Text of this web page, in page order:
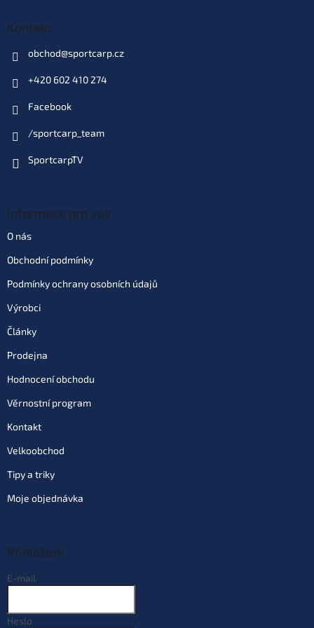
Kontakt
obchod@sportcarp.cz
+420 602 410 274
Facebook
/sportcarp_team
SportcarpTV
Informace pro vás
O nás
Obchodní podmínky
Podmínky ochrany osobních údajů
Výrobci
Články
Prodejna
Hodnocení obchodu
Věrnostní program
Kontakt
Velkoobchod
Tipy a triky
Moje objednávka
Přihlášení
E-mail
Heslo